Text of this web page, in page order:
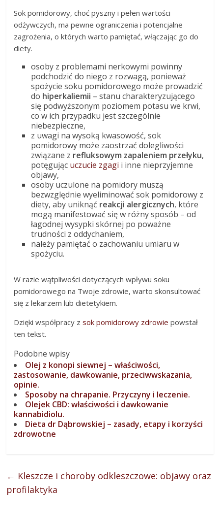
Sok pomidorowy, choć pyszny i pełen wartości
odżywczych, ma pewne ograniczenia i potencjalne
zagrożenia, o których warto pamiętać, włączając go do
diety.
osoby z problemami nerkowymi powinny
podchodzić do niego z rozwagą, ponieważ
spożycie soku pomidorowego może prowadzić
do hiperkaliemii – stanu charakteryzującego
się podwyższonym poziomem potasu we krwi,
co w ich przypadku jest szczególnie
niebezpieczne,
z uwagi na wysoką kwasowość, sok
pomidorowy może zaostrzać dolegliwości
związane z refluksowym zapaleniem przełyku,
potęgując uczucie zgagi i inne nieprzyjemne
objawy,
osoby uczulone na pomidory muszą
bezwzględnie wyeliminować sok pomidorowy z
diety, aby uniknąć reakcji alergicznych, które
mogą manifestować się w różny sposób – od
łagodnej wysypki skórnej po poważne
trudności z oddychaniem,
należy pamiętać o zachowaniu umiaru w
spożyciu.
W razie wątpliwości dotyczących wpływu soku
pomidorowego na Twoje zdrowie, warto skonsultować
się z lekarzem lub dietetykiem.
Dzięki współpracy zsok pomidorowy zdrowie powstał
ten tekst.
Podobne wpisy
Olej z konopi siewnej – właściwości,
zastosowanie, dawkowanie, przeciwwskazania,
opinie.
Sposoby na chrapanie. Przyczyny i leczenie.
Olejek CBD: właściwości i dawkowanie
kannabidiolu.
Dieta dr Dąbrowskiej – zasady, etapy i korzyści
zdrowotne
← Kleszcze i choroby odkleszczowe: objawy oraz
profilaktyka